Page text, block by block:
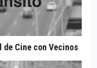
Cine con Vecinos